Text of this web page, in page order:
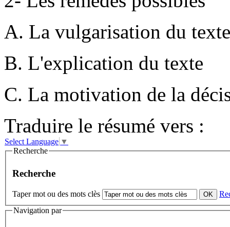
A. La vulgarisation du texte
B. L'explication du texte
C. La motivation de la
Traduire le résumé vers :
Select Language ▼
Recherche
Recherche
Taper mot ou des mots clès
Navigation par